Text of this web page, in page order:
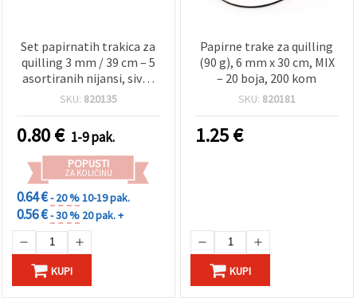
Set papirnatih trakica za
quilling 3 mm / 39 cm – 5
asortiranih nijansi, sivo-
crna paleta – 100 kom
SKU: 820135
0.80€ 1-9 pak.
POPUSTI
ZA KOLIČINU
0.64 €- 20 %10-19 pak.
0.56 €- 30 % 20 pak. +
KUPI
Papirne trake za quilling
(90 g), 6 mm x 30 cm, MIX
– 20 boja, 200 kom
SKU: 820181
1.25€
KUPI